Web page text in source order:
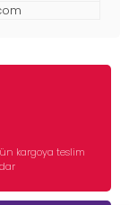
kargoya teslim